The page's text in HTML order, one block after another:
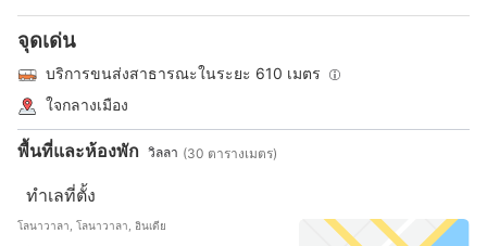
จุดเด่น
บริการขนส่งสาธารณะในระยะ 610 เมตร
ใจกลางเมือง
พื้นที่และห้องพัก วิลลา (30 ตารางเมตร)
ทำเลที่ตั้ง
โลนาวาลา, โลนาวาลา, อินเดีย